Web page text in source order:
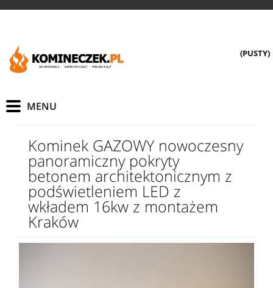
(PUSTY)
Kominek GAZOWY nowoczesny
panoramiczny pokryty
betonem architektonicznym z
podświetleniem LED z
wkładem 16kw z montażem
Kraków